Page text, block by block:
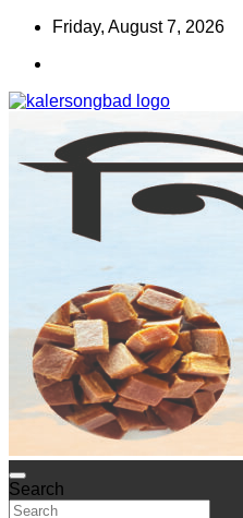
Skip
content
Friday, August 7, 2026
কালের সংবাদ
www.kalersongbad.com
Search